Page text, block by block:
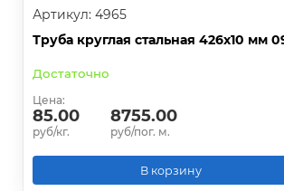
Артикул: 4965
Труба круглая стальная 426х10 мм
Достаточно
Цена:
85.00
руб/кг.
8755.00
руб/пог. м.
В корзину